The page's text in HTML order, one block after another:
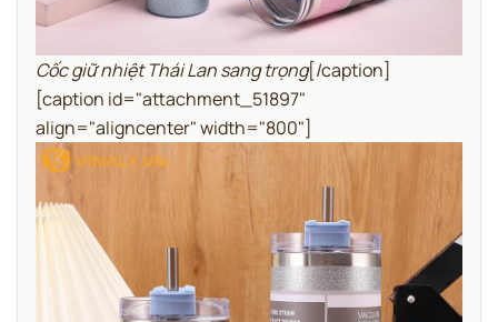
Cốc giữ nhiệt Thái Lan sang trọng[/caption]
[caption id="attachment_51897"
align="aligncenter" width="800"]